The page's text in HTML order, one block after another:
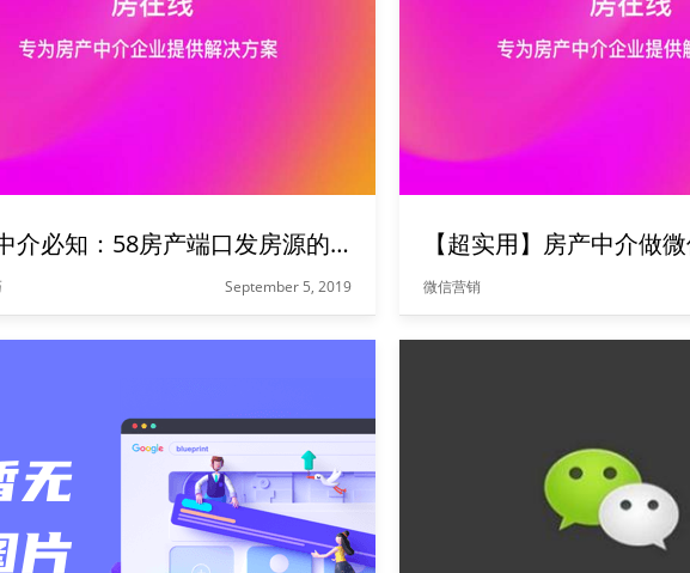
房产中介必知：58房产端口发房源的小技巧
September 5, 2019
微信营销